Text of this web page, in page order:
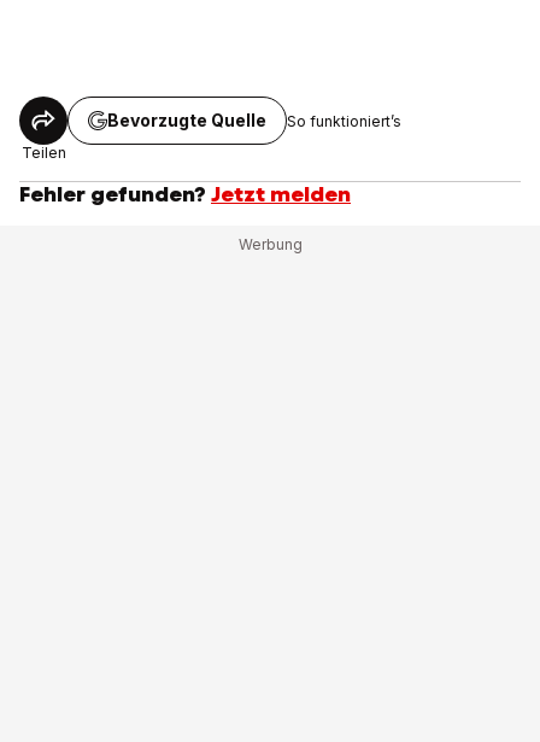
Teilen
Bevorzugte Quelle So funktioniert’s
Fehler gefunden? Jetzt melden